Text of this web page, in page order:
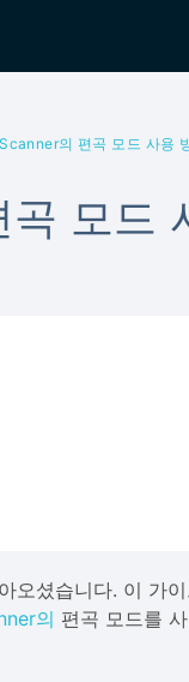
의 편곡 모드 사용
곡 모드
오셨습니다. 이 가
의 편곡 모드를